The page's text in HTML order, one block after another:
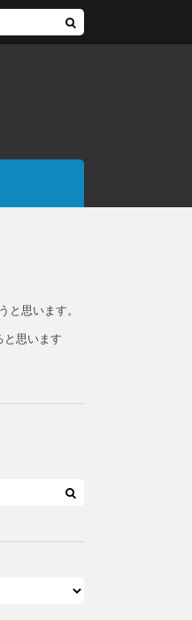
と思います。
と思います